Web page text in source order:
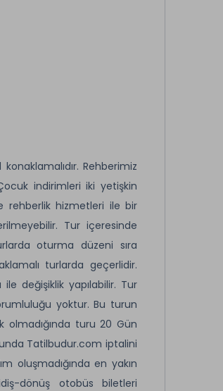
Rehberimiz
indirimleri iki yetişkin
rehberlik hizmetleri ile bir
Tur içeresinde
oturma düzeni sıra
turlarda geçerlidir.
değişiklik yapılabilir. Tur
yoktur. Bu turun
olmadığında turu 20 Gün
Tatilbudur.com iptalini
oluşmadığında en yakın
dönüş otobüs biletleri